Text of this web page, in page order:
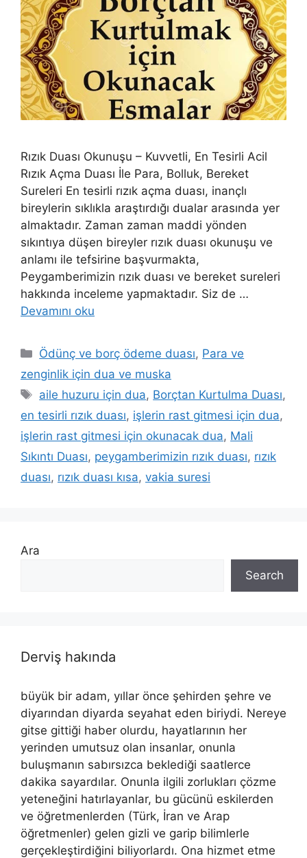
Rızık Duası Okunuşu – Kuvvetli, En Tesirli Acil
Rızık Açma Duası İle Para, Bolluk, Bereket
Sureleri En tesirli rızık açma duası, inançlı
bireylerin sıklıkla araştırdığı dualar arasında yer
almaktadır. Zaman zaman maddi yönden
sıkıntıya düşen bireyler rızık duası okunuşu ve
anlamı ile tefsirine başvurmakta,
Peygamberimizin rızık duası ve bereket sureleri
hakkında inceleme yapmaktadır. Siz de …
Devamını oku
Ödünç ve borç ödeme duası, Para ve
zenginlik için dua ve muska
aile huzuru için dua, Borçtan Kurtulma Duası,
en tesirli rızık duası, işlerin rast gitmesi için dua,
işlerin rast gitmesi için okunacak dua, Mali
Sıkıntı Duası, peygamberimizin rızık duası, rızık
duası, rızık duası kısa, vakia suresi
Ara
Search
Derviş hakında
büyük bir adam, yıllar önce şehirden şehre ve
diyarından diyarda seyahat eden biriydi. Nereye
gitse gittiği haber olurdu, hayatlarının her
yerinden umutsuz olan insanlar, onunla
buluşmanın sabırsızca beklediği saatlerce
dakika sayardılar. Onunla ilgili zorlukları çözme
yeteneğini hatırlayanlar, bu gücünü eskilerden
ve öğretmenlerden (Türk, İran ve Arap
öğretmenler) gelen gizli ve garip bilimlerle
gerçekleştirdiğini biliyorlardı. Ona hizmet etme